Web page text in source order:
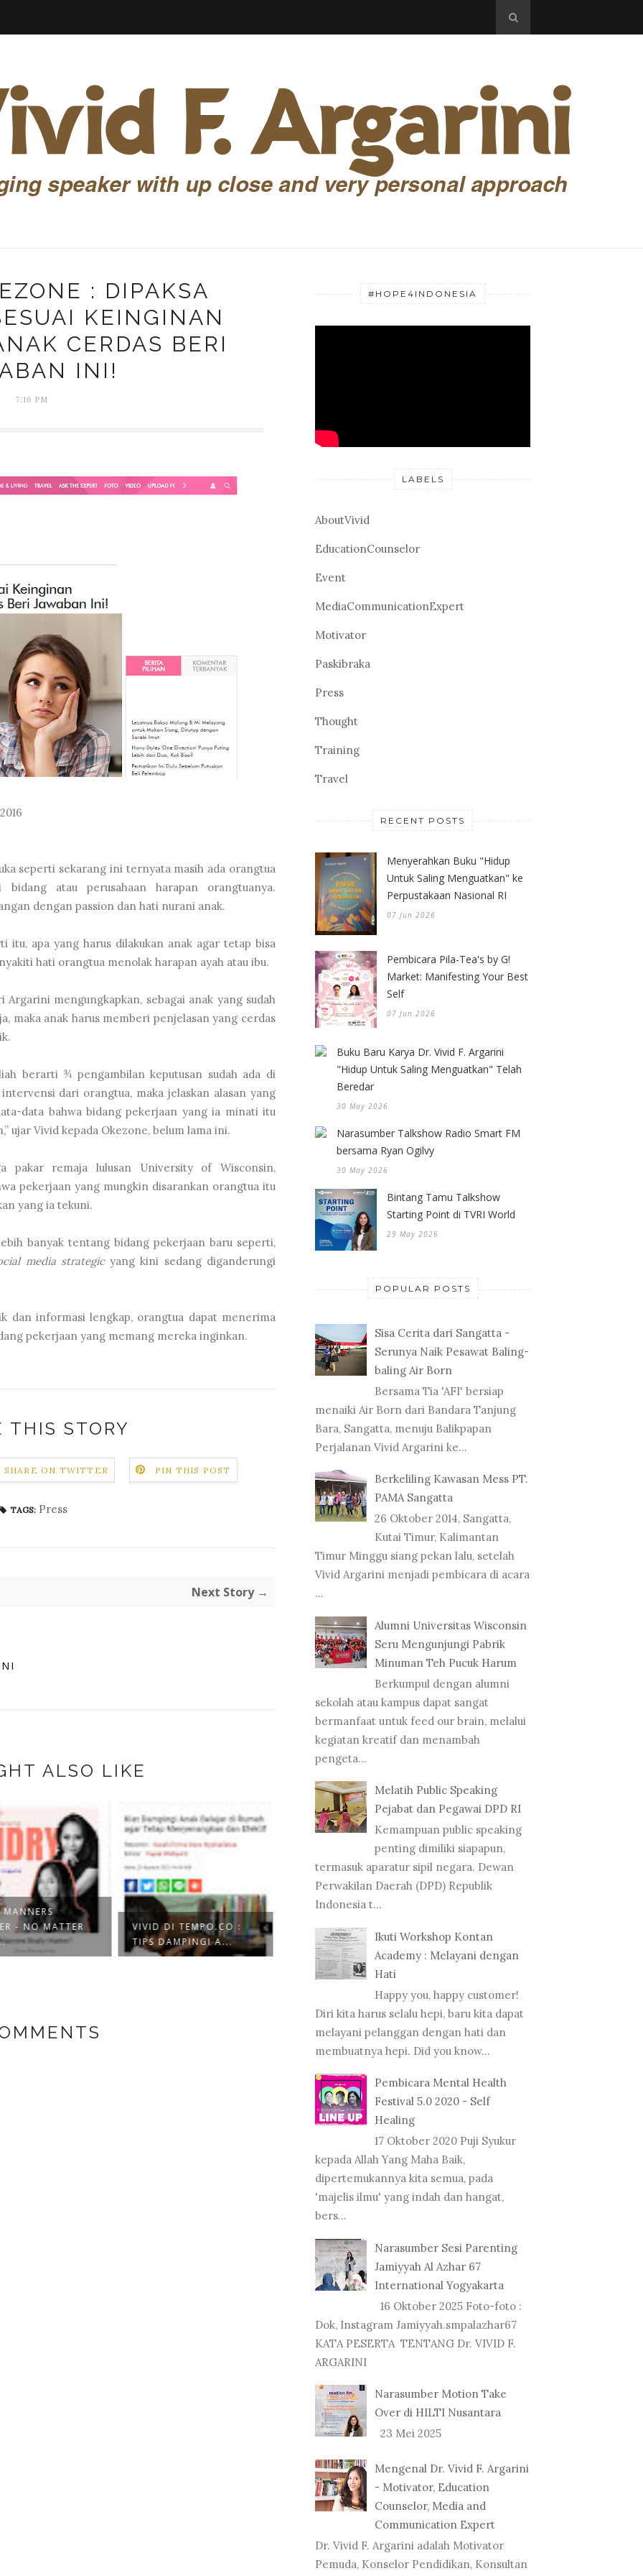
: DIPAKSA
KEINGINAN
CERDAS BERI
INI!
7:16 PM
seperti sekarang ini ternyata masih ada orangtua
atau perusahaan harapan orangtuanya.
dengan passion dan hati nurani anak.
itu, apa yang harus dilakukan anak agar tetap bisa
hati orangtua menolak harapan ayah atau ibu.
mengungkapkan, sebagai anak yang sudah
maka anak harus memberi penjelasan yang cerdas
berarti ¾ pengambilan keputusan sudah ada di
dari orangtua, maka jelaskan alasan yang
data bahwa bidang pekerjaan yang ia minati itu
ujar Vivid kepada Okezone, belum lama ini.
pakar remaja lulusan University of Wisconsin,
pekerjaan yang mungkin disarankan orangtua itu
yang ia tekuni.
banyak tentang bidang pekerjaan baru seperti,
media strategicyang kini sedang diganderungi
dan informasi lengkap, orangtua dapat menerima
pekerjaan yang memang mereka inginkan.
THIS STORY
SHARE ON TWITTER PIN THIS POST
TAGS: Press
Next Story →
ALSO LIKE
- NO MATTER
VIVID DI TEMPO.CO :
TIPS DAMPINGI A...
VIVID DI INVESTOR
DAILY : TIPS DAMP...
PASAR KLEWER' DI I...
#HOPE4INDONESIA
LABELS
AboutVivid
EducationCounselor
Event
MediaCommunicationExpert
Motivator
Paskibraka
Press
Thought
Training
Travel
RECENT POSTS
Menyerahkan Buku "Hidup
Untuk Saling Menguatkan" ke
Perpustakaan Nasional RI
07 Jun 2026
Pembicara Pila-Tea's by G!
Market: Manifesting Your Best
Self
07 Jun 2026
Buku Baru Karya Dr. Vivid F. Argarini
"Hidup Untuk Saling Menguatkan" Telah
Beredar
30 May 2026
Narasumber Talkshow Radio Smart FM
bersama Ryan Ogilvy
30 May 2026
Bintang Tamu Talkshow
Starting Point di TVRI World
29 May 2026
POPULAR POSTS
Sisa Cerita dari Sangatta -
Serunya Naik Pesawat Baling-
baling Air Born
Bersama Tia 'AFI' bersiap
menaiki Air Born dari Bandara Tanjung
Bara, Sangatta, menuju Balikpapan
Perjalanan Vivid Argarini ke...
Berkeliling Kawasan Mess PT.
PAMA Sangatta
26 Oktober 2014, Sangatta,
Kutai Timur, Kalimantan
Timur Minggu siang pekan lalu, setelah
Vivid Argarini menjadi pembicara di acara
...
Alumni Universitas Wisconsin
Seru Mengunjungi Pabrik
Minuman Teh Pucuk Harum
Berkumpul dengan alumni
sekolah atau kampus dapat sangat
bermanfaat untuk feed our brain, melalui
kegiatan kreatif dan menambah
pengeta...
Melatih Public Speaking
Pejabat dan Pegawai DPD RI
Kemampuan public speaking
penting dimiliki siapapun,
termasuk aparatur sipil negara. Dewan
Perwakilan Daerah (DPD) Republik
Indonesia t...
Ikuti Workshop Kontan
Academy : Melayani dengan
Hati
Happy you, happy customer!
Diri kita harus selalu hepi, baru kita dapat
melayani pelanggan dengan hati dan
membuatnya hepi. Did you know...
Pembicara Mental Health
Festival 5.0 2020 - Self
Healing
17 Oktober 2020 Puji Syukur
kepada Allah Yang Maha Baik,
dipertemukannya kita semua, pada
'majelis ilmu' yang indah dan hangat,
bers...
Narasumber Sesi Parenting
Jamiyyah Al Azhar 67
International Yogyakarta
16 Oktober 2025 Foto-foto :
Dok, Instagram Jamiyyah.smpalazhar67
KATA PESERTA TENTANG Dr. VIVID F.
ARGARINI
Narasumber Motion Take
Over di HILTI Nusantara
23 Mei 2025
Mengenal Dr. Vivid F. Argarini
- Motivator, Education
Counselor, Media and
Communication Expert
Dr. Vivid F. Argarini adalah Motivator
Pemuda, Konselor Pendidikan, Konsultan